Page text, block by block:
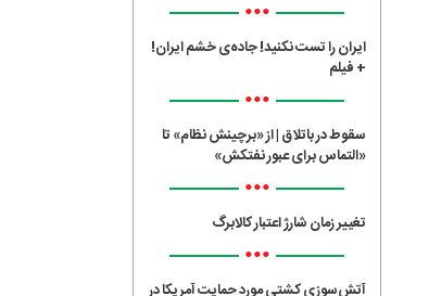
•••
ایران را تست نکنید! جاده‌ی خشم ایران!
+ فیلم
•••
سقوط در باتلاق | از «برچینش نظام» تا
«التماس برای عبور نفتکش»
•••
تغییر زمان شارژ اعتبار کالابرگ
•••
آتش‌سوزی کشتی مورد حمایت آمریکا در